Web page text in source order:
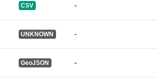
CSV -
UNKNOWN -
GeoJSON -